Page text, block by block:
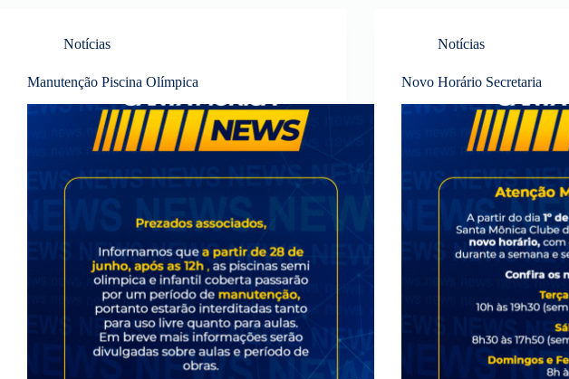
Notícias
Manutenção Piscina Olímpica
Notícias
Novo Horário Secretaria